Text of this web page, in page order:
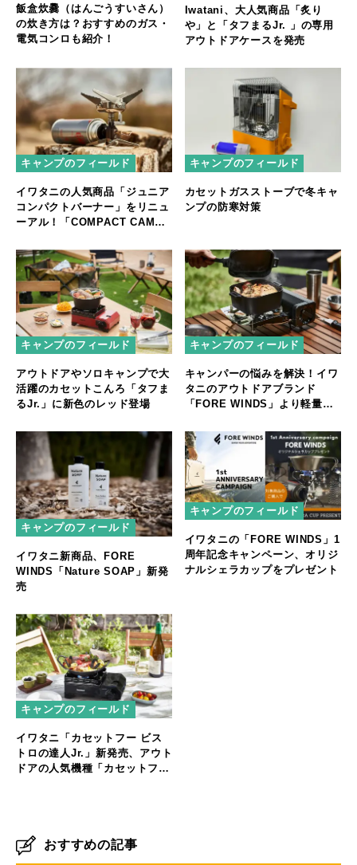
飯盒炊爨（はんごうすいさん）
の炊き方は？おすすめのガス・
電気コンロも紹介！
Iwatani、大人気商品「炙り
や」と「タフまるJr. 」の専用
アウトドアケースを発売
キャンプのフィールド
イワタニの人気商品「ジュニア
コンパクトバーナー」をリニュ
ーアル！「COMPACT CAMP
キャンプのフィールド
カセットガスストーブで冬キャ
ンプの防寒対策
キャンプのフィールド
アウトドアやソロキャンプで大
活躍のカセットこんろ「タフま
るJr.」に新色のレッド登場
キャンプのフィールド
キャンパーの悩みを解決！イワ
タニのアウトドアブランド
「FORE WINDS」より軽量・
グリルプレートを新発売
キャンプのフィールド
イワタニ新商品、FORE
WINDS「Nature SOAP」新発
売
キャンプのフィールド
イワタニの「FORE WINDS」1
周年記念キャンペーン、オリジ
ナルシェラカップをプレゼント
キャンプのフィールド
イワタニ「カセットフー ビス
トロの達人Jr.」新発売、アウト
ドアの人気機種「カセットフー
おすすめの記事